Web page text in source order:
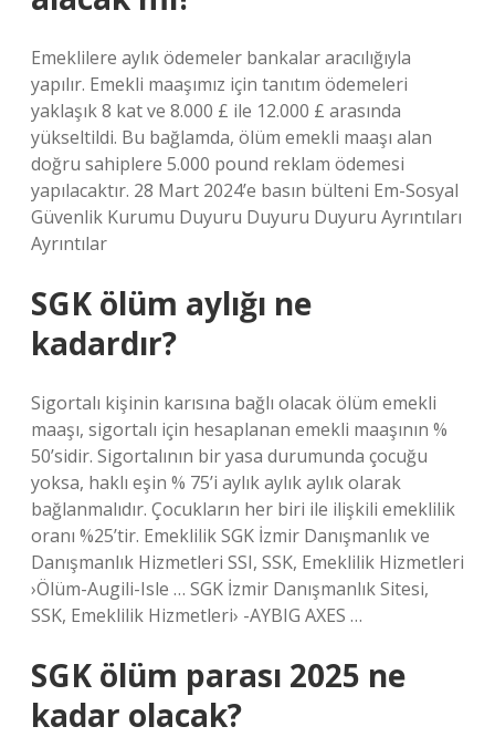
Emeklilere aylık ödemeler bankalar aracılığıyla
yapılır. Emekli maaşımız için tanıtım ödemeleri
yaklaşık 8 kat ve 8.000 £ ile 12.000 £ arasında
yükseltildi. Bu bağlamda, ölüm emekli maaşı alan
doğru sahiplere 5.000 pound reklam ödemesi
yapılacaktır. 28 Mart 2024’e basın bülteni Em-Sosyal
Güvenlik Kurumu Duyuru Duyuru Duyuru Ayrıntıları
Ayrıntılar
SGK ölüm aylığı ne
kadardır?
Sigortalı kişinin karısına bağlı olacak ölüm emekli
maaşı, sigortalı için hesaplanan emekli maaşının %
50’sidir. Sigortalının bir yasa durumunda çocuğu
yoksa, haklı eşin % 75’i aylık aylık aylık olarak
bağlanmalıdır. Çocukların her biri ile ilişkili emeklilik
oranı %25’tir. Emeklilik SGK İzmir Danışmanlık ve
Danışmanlık Hizmetleri SSI, SSK, Emeklilik Hizmetleri
›Ölüm-Augili-Isle … SGK İzmir Danışmanlık Sitesi,
SSK, Emeklilik Hizmetleri› -AYBIG AXES …
SGK ölüm parası 2025 ne
kadar olacak?